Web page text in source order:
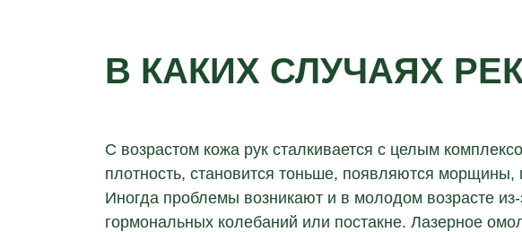
В КАКИХ СЛУЧАЯХ
С возрастом кожа рук сталкивается с целым
плотность, становится тоньше, появляются морщины,
Иногда проблемы возникают и в молодом возрасте
гормональных колебаний или постакне. Лазерное